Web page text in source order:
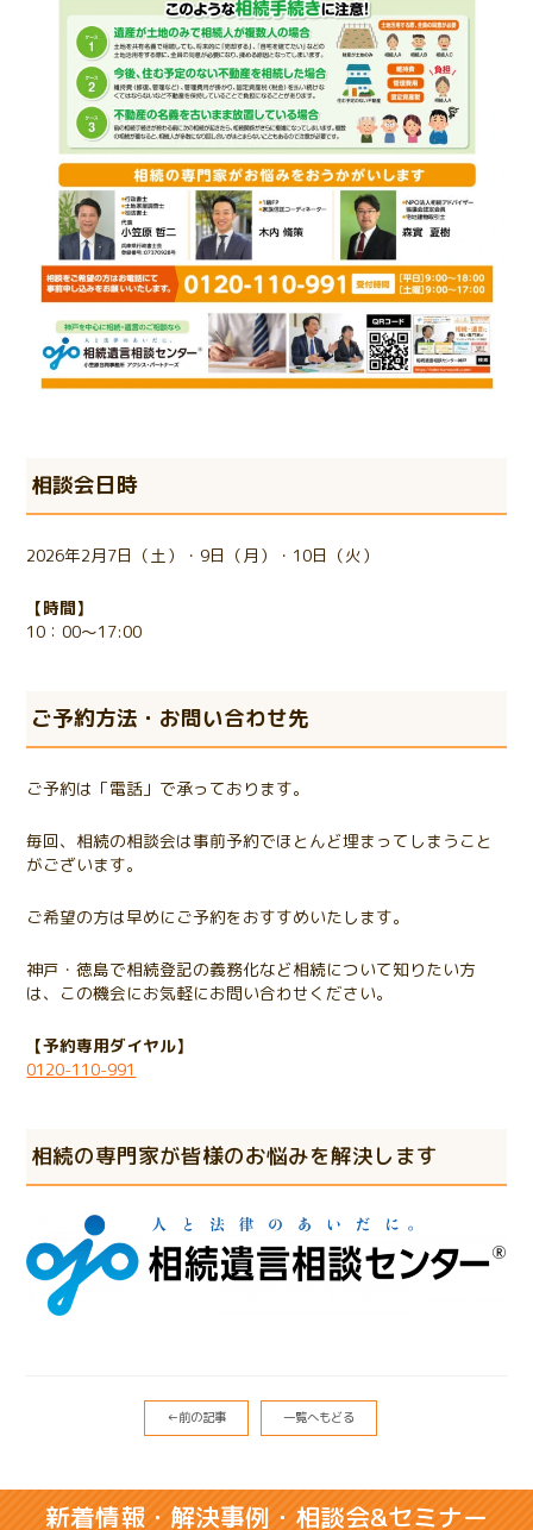
相談会日時
2026年2月7日（土）・9日（月）・10日（火）
【時間】
10：00～17:00
ご予約方法・お問い合わせ先
ご予約は「電話」で承っております。
毎回、相続の相談会は事前予約でほとんど埋まってしまうこと
がございます。
ご希望の方は早めにご予約をおすすめいたします。
神戸・徳島で相続登記の義務化など相続について知りたい方
は、この機会にお気軽にお問い合わせください。
【予約専用ダイヤル】
0120-110-991
相続の専門家が皆様のお悩みを解決します
←前の記事 一覧へもどる
新着情報・解決事例・相談会&セミナー